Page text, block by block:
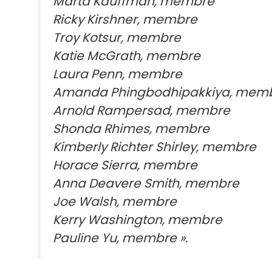
Ricky Kirshner, membre
Troy Kotsur, membre
Katie McGrath, membre
Laura Penn, membre
Amanda Phingbodhipakkiya,
Arnold Rampersad, membre
Shonda Rhimes, membre
Kimberly Richter Shirley, membre
Horace Sierra, membre
Anna Deavere Smith, membre
Joe Walsh, membre
Kerry Washington, membre
Pauline Yu, membre ».